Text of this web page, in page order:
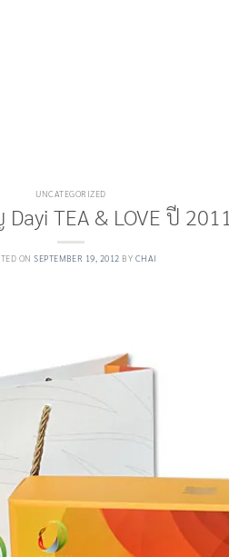
UNCATEGORIZED
TEA & LOVE ปี 2011
ONSEPTEMBER 19, 2012 BY CHAI